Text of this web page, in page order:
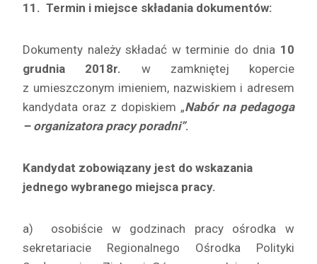
11. Termin i miejsce składania dokumentów:
Dokumenty należy składać w terminie do dnia 10
grudnia 2018r. w zamkniętej kopercie
z umieszczonym imieniem, nazwiskiem i adresem
kandydata oraz z dopiskiem „Nabór na pedagoga
– organizatora pracy poradni”.
Kandydat zobowiązany jest do wskazania
jednego wybranego miejsca pracy.
a) osobiście w godzinach pracy ośrodka w
sekretariacie Regionalnego Ośrodka Polityki